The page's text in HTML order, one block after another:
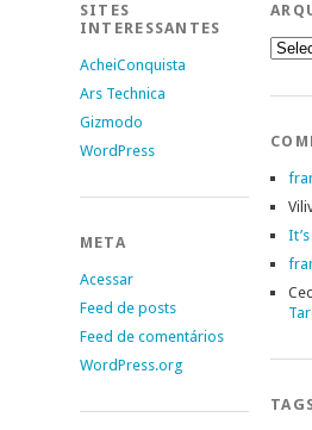
SITES
INTERESSANTES
AcheiConquista
Ars Technica
Gizmodo
WordPress
META
Acessar
Feed de posts
Feed de comentários
WordPress.org